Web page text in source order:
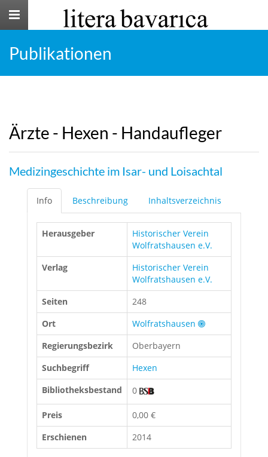
Toggle
Publikationen
Ärzte - Hexen - Handaufleger
Medizingeschichte im Isar- und Loisachtal
Info Beschreibung Inhaltsverzeichnis
Herausgeber
Historischer Verein
Wolfratshausen e.V.
Verlag
Historischer Verein
Wolfratshausen e.V.
Seiten
248
Ort
Wolfratshausen
Regierungsbezirk
Oberbayern
Suchbegriff
Hexen
Bibliotheksbestand
0
Preis
0,00 €
Erschienen
2014